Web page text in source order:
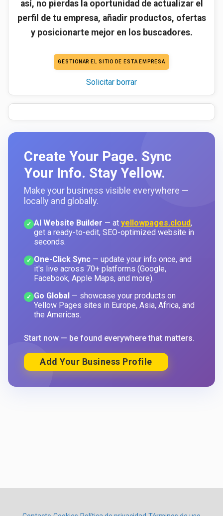
así, no pierdas la oportunidad de actualizar el
perfil de tu empresa, añadir productos, ofertas
y posicionarte mejor en los buscadores.
GESTIONAR EL SITIO DE ESTA EMPRESA
Solicitar borrar
Create Your Page. Sync
Your Info. Stay Yellow.
Make your business visible everywhere —
locally and globally.
✓ AI Website Builder — at yellowpages.cloud,
get a ready-to-edit, SEO-optimized website in
seconds.
✓ One-Click Sync — update your info once, and
it's live across 70+ platforms (Google,
Facebook, Apple Maps, and more).
✓ Go Global — showcase your products on
Yellow Pages sites in Europe, Asia, Africa, and
the Americas.
Start now — be found everywhere that matters.
Add Your Business Profile